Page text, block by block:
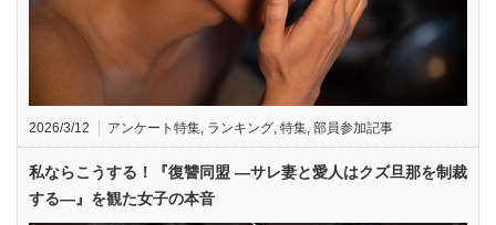
2026/3/12 アンケート特集, ランキング, 特集, 部員参加記事
私ならこうする！『復讐同盟 —サレ妻と愛人はクズ旦那を制裁
する—』を観た女子の本音